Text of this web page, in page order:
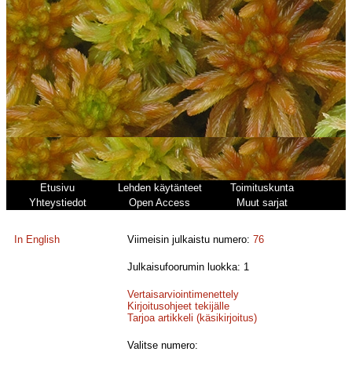
Etusivu Lehden käytänteet
Toimituskunta
Yhteystiedot
Open Access Muut sarjat
In English Viimeisin julkaistu numero:76
Julkaisufoorumin luokka: 1
Vertaisarviointimenettely
Kirjoitusohjeet tekijälle
Tarjoa artikkeli (käsikirjoitus)
Valitse numero: